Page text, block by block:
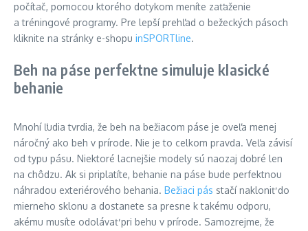
počítač, pomocou ktorého dotykom meníte zaťaženie
a tréningové programy. Pre lepší prehľad o bežeckých pásoch
kliknite na stránky e-shopu inSPORTline.
Beh na páse perfektne simuluje klasické
behanie
Mnohí ľudia tvrdia, že beh na bežiacom páse je oveľa menej
náročný ako beh v prírode. Nie je to celkom pravda. Veľa závisí
od typu pásu. Niektoré lacnejšie modely sú naozaj dobré len
na chôdzu. Ak si priplatíte, behanie na páse bude perfektnou
náhradou exteriérového behania. Bežiaci pás stačí nakloniť do
mierneho sklonu a dostanete sa presne k takému odporu,
akému musíte odolávať pri behu v prírode. Samozrejme, že